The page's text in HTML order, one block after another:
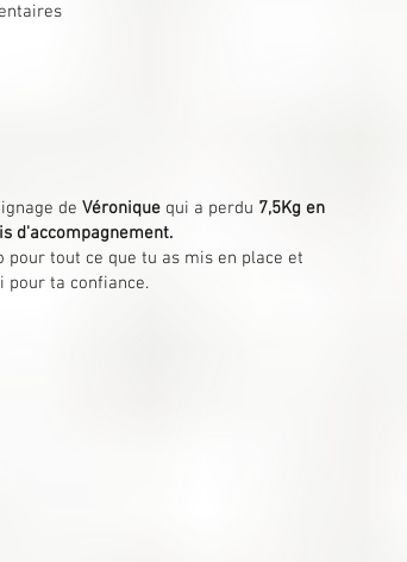
de Véronique qui a perdu 7,5Kg en
d'accompagnement.
pour tout ce que tu as mis en place et
pour ta confiance.